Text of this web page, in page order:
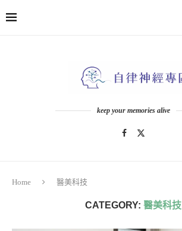
keep your memories alive
Home 醫美科技
CATEGORY: 醫美科技